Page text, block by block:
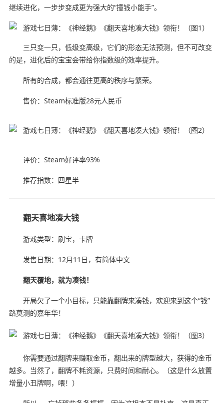
继续进化，一步步变成更为强大的“撞钱小能手”。
三只变一只，低级变高级，它们的形态无法预测，但不可改变
的是，进化后的宝宝会带给你指数级的效率提升。
所有的合成，都会通往更高的秩序与繁荣。
售价：Steam标准版28元人民币
评价：Steam好评率93%
推荐指数：四星半
翻天喜地凑大钱
游戏类型：刷宝，卡牌
发售日期：12月11日，有简体中文
翻天覆地，就为凑钱！
开局欠了一个小目标，只能靠翻牌来凑钱，欢迎来到这个“钱”
路莫测的嘉年华！
你需要通过翻牌来赚取金币，翻出来的牌型越大，获得的金币
越多。当然了，翻牌不耗资源，只费时间和耐心。（这是什么放置
增量小丑牌啊，喂！）